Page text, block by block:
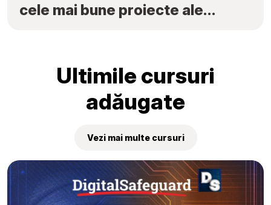
cele mai bune proiecte ale
Ultimile cursuri
adăugate
Vezi mai multe cursuri